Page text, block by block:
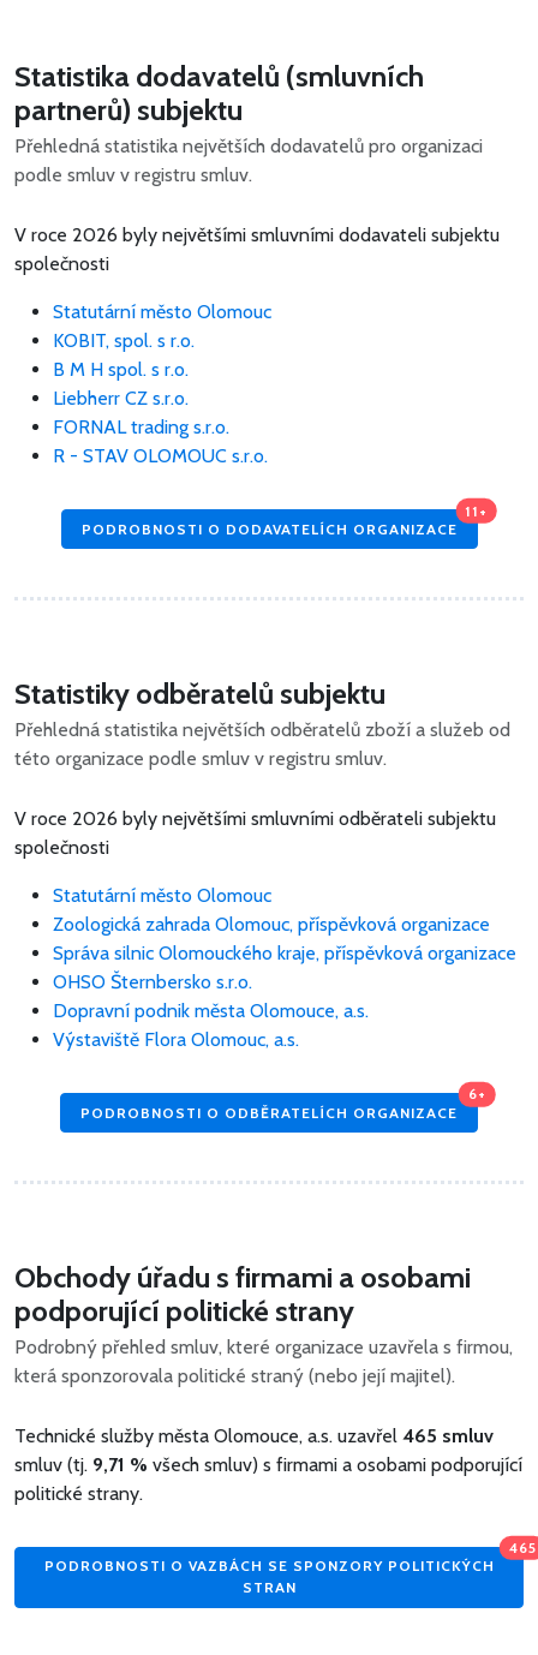
Statistika dodavatelů (smluvních
partnerů) subjektu
Přehledná statistika největších dodavatelů pro organizaci
podle smluv v registru smluv.
V roce 2026 byly největšími smluvními dodavateli subjektu
společnosti
Statutární město Olomouc
KOBIT, spol. s r.o.
B M H spol. s r.o.
Liebherr CZ s.r.o.
FORNAL trading s.r.o.
R - STAV OLOMOUC s.r.o.
PODROBNOSTI O DODAVATELÍCH ORGANIZACE
11+
Statistiky odběratelů subjektu
Přehledná statistika největších odběratelů zboží a služeb od
této organizace podle smluv v registru smluv.
V roce 2026 byly největšími smluvními odběrateli subjektu
společnosti
Statutární město Olomouc
Zoologická zahrada Olomouc, příspěvková organizace
Správa silnic Olomouckého kraje, příspěvková organizace
OHSO Šternbersko s.r.o.
Dopravní podnik města Olomouce, a.s.
Výstaviště Flora Olomouc, a.s.
PODROBNOSTI O ODBĚRATELÍCH ORGANIZACE
6+
Obchody úřadu s firmami a osobami
podporující politické strany
Podrobný přehled smluv, které organizace uzavřela s firmou,
která sponzorovala politické straný (nebo její majitel).
Technické služby města Olomouce, a.s. uzavřel 465 smluv
smluv (tj. 9,71 % všech smluv) s firmami a osobami podporující
politické strany.
PODROBNOSTI O VAZBÁCH SE SPONZORY POLITICKÝCH
STRAN
465